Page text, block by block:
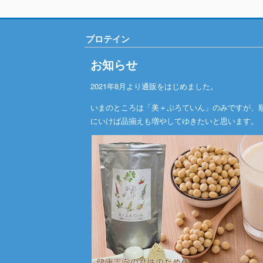
プロテイン
お知らせ
2021年8月より通販をはじめました。
いまのところは「美＋ぷろていん」のみですが、
にいけば品揃えも増やしてゆきたいと思います。